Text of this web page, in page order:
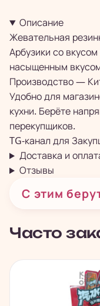
Описание
Жевательная
Арбузики со
насыщенным
Производство —
Удобно для
кухни. Берёте
перекупщиков.
TG-канал для
Доставка и
Отзывы
С этим
Часто